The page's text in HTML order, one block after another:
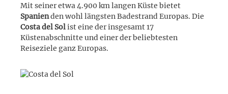
Mit seiner etwa 4.900 km langen Küste bietet
Spanienden wohl längsten Badestrand Europas. Die
Costa del Solist eine der insgesamt 17
Küstenabschnitte und einer der beliebtesten
Reiseziele ganz Europas.